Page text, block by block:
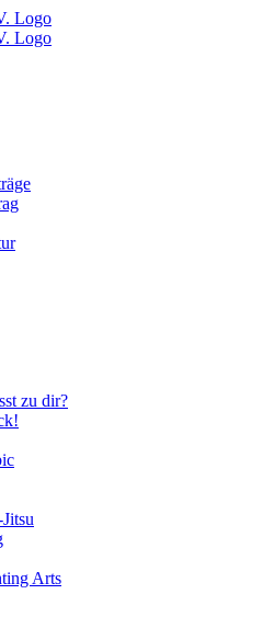
zu dir?
Arts